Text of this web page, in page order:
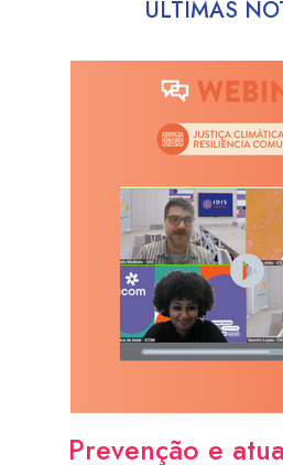
ÚLTIMAS
Prevenção e